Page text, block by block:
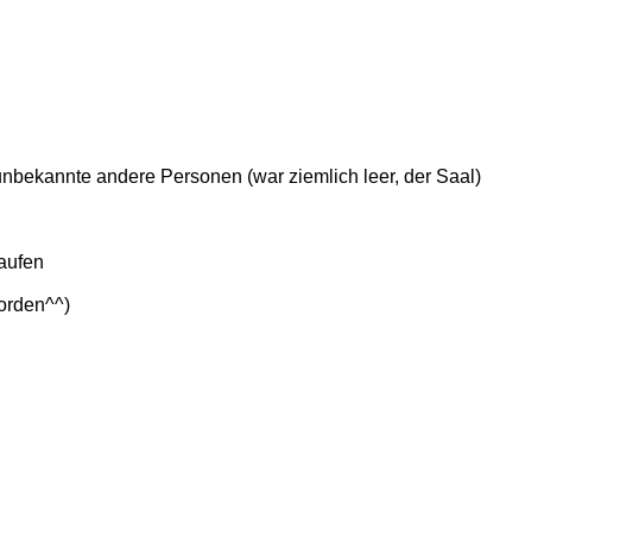
andere Personen (war ziemlich leer, der Saal)